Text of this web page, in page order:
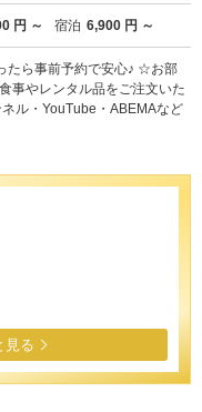
円 ～ 宿泊 6,900 円 ～
たら事前予約で安心♪ ☆お部
事やレンタル品をご注文いた
ル・YouTube・ABEMAなど
見る